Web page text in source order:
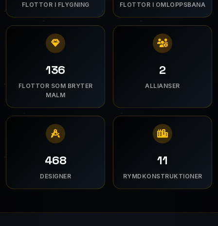
FLOTTOR I FLYGNING FLOTTOR I OMLOPPSBANA
184
FLOTTOR SOM BRYTER
MALM
3
ALLIANSER
655
DESIGNER
16
RYMDKONSTRUKTIONER